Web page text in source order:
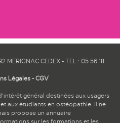
MERIGNAC CEDEX - TEL : 05 56 18
Légales-CGV
général destinées aux usagers
aux étudiants en ostéopathie. Il ne
propose un annuaire